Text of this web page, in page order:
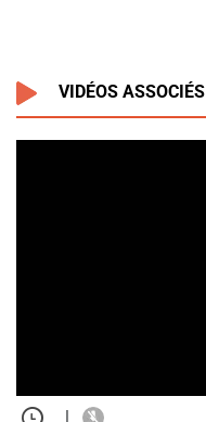
VIDÉOS ASSOCIÉS
|